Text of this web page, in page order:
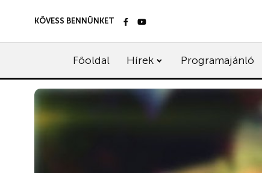
KÖVESS BENNÜNKET
Főoldal Hírek Programajánló